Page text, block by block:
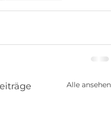
Alle ansehen